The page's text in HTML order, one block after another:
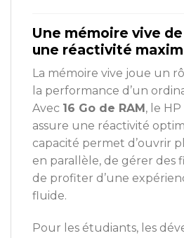
Une mémoire vive de
une réactivité
La mémoire vive joue un
la performance d’un
Avec 16 Go de RAM , le
assure une réactivité
capacité permet d’ouvrir
en parallèle, de gérer des
de profiter d’une
fluide.
Pour les étudiants, les